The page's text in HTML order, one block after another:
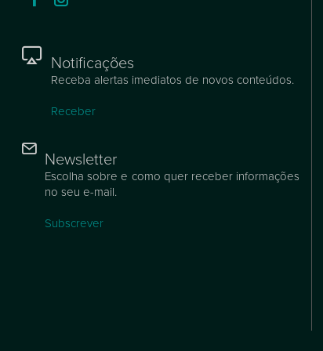
Notificações
Receba alertas imediatos de novos conteúdos.
Receber
Newsletter
Escolha sobre e como quer receber informações
no seu e-mail.
Subscrever